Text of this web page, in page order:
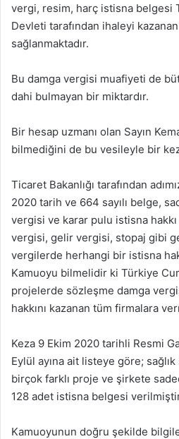
vergi, resim, harç istisna belgesi
Devleti tarafından ihaleyi
sağlanmaktadır.
Bu damga vergisi muafiyeti de
dahi bulmayan bir miktardır.
Bir hesap uzmanı olan Sayın
bilmediğini de bu vesileyle bir
Ticaret Bakanlığı tarafından
2020 tarih ve 664 sayılı belge,
vergisi ve karar pulu istisna
vergisi, gelir vergisi, stopaj gibi
vergilerde herhangi bir istisna
Kamuoyu bilmelidir ki Türkiye
projelerde sözleşme damga
hakkını kazanan tüm firmalara
Keza 9 Ekim 2020 tarihli Resmi
Eylül ayına ait listeye göre;
birçok farklı proje ve şirkete
128 adet istisna belgesi
Kamuoyunun doğru şekilde